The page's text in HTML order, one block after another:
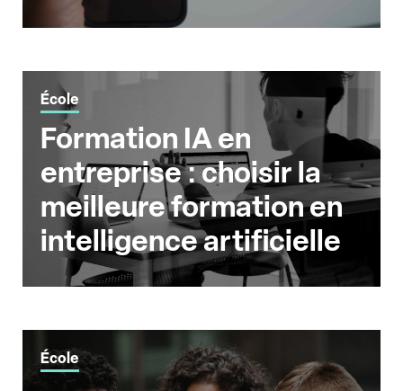
École
Formation IA en
entreprise : choisir la
meilleure formation en
intelligence artificielle
École